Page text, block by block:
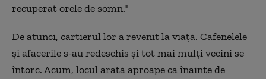
recuperat orele de somn."
De atunci, cartierul lor a revenit la viață. Cafenelele
și afacerile s-au redeschis și tot mai mulți vecini se
întorc. Acum, locul arată aproape ca înainte de